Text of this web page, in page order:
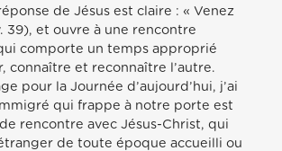
de Jésus est claire : « Venez
39), et ouvre à une rencontre
comporte un temps approprié
connaître et reconnaître l’autre.
pour la Journée d’aujourd’hui, j’ai
qui frappe à notre porte est
rencontre avec Jésus-Christ, qui
de toute époque accueilli ou